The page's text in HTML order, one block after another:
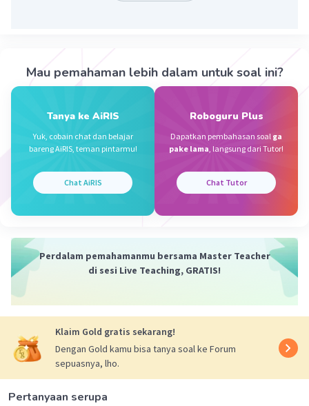
Iklan
Putik (pistil)Putik merupakan
organ betina
pada bunga yang terdiri dari beberapa bagian,
– Stigma: Bagian paling atas putik yang
berfungsi sebagai penangkap serbuk sari.
Stigma memiliki permukaan yang lengket atau
berbulu untuk menempelkan serbuk sari yang
Beri Rating·0.0( Balas
Mau pemahaman lebih dalam untuk soal ini?
Tanya ke AiRIS
Yuk, cobain chat dan belajar
bareng AiRIS, teman pintarmu!
Chat AiRIS
Roboguru Plus
Dapatkan pembahasan soal ga
pake lama, langsung dari Tutor!
Chat Tutor
Perdalam pemahamanmu bersama Master Teacher
di sesi Live Teaching, GRATIS!
Klaim Gold gratis sekarang!
Dengan Gold kamu bisa tanya soal ke Forum
sepuasnya, lho.
Pertanyaan serupa